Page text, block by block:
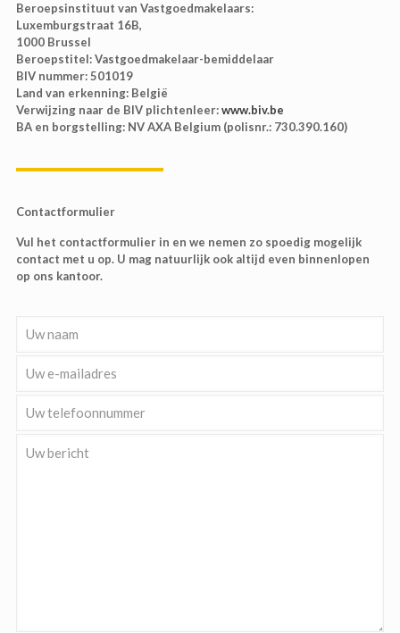
Beroepsinstituut van Vastgoedmakelaars:
Luxemburgstraat 16B,
1000 Brussel
Beroepstitel:Vastgoedmakelaar-bemiddelaar
BIV nummer:501019
Land van erkenning:België
Verwijzing naar de BIV plichtenleer:www.biv.be
BA en borgstelling: NV AXA Belgium (polisnr.: 730.390.160)
Contactformulier
Vul het contactformulier in en we nemen zo spoedig mogelijk
contact met u op. U mag natuurlijk ook altijd even binnenlopen
op ons kantoor.